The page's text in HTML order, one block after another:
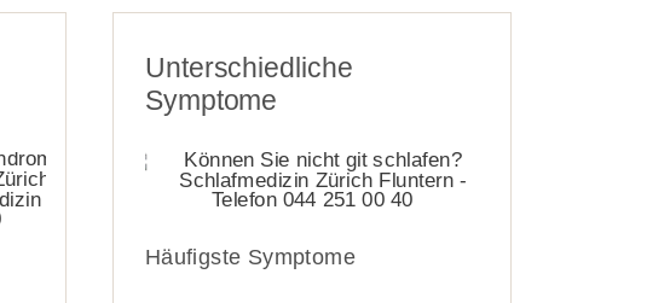
Unterschiedliche
Symptome
Häufigste Symptome